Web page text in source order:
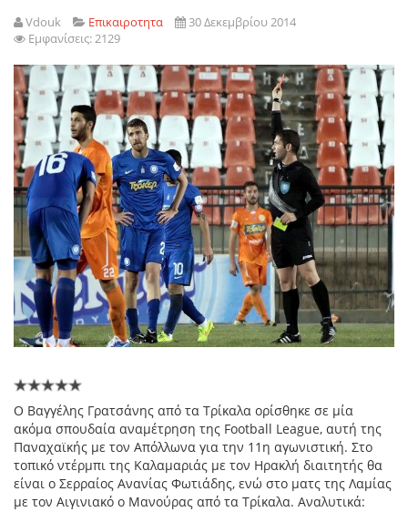
Vdouk Επικαιροτητα
30 Δεκεμβρίου 2014
Εμφανίσεις: 2129
Ο Βαγγέλης Γρατσάνης από τα Τρίκαλα ορίσθηκε σε μία
ακόμα σπουδαία αναμέτρηση της Football League, αυτή της
Παναχαϊκής με τον Απόλλωνα για την 11η αγωνιστική. Στο
τοπικό ντέρμπι της Καλαμαριάς με τον Ηρακλή διαιτητής θα
είναι ο Σερραίος Ανανίας Φωτιάδης, ενώ στο ματς της Λαμίας
με τον Αιγινιακό ο Μανούρας από τα Τρίκαλα. Αναλυτικά: